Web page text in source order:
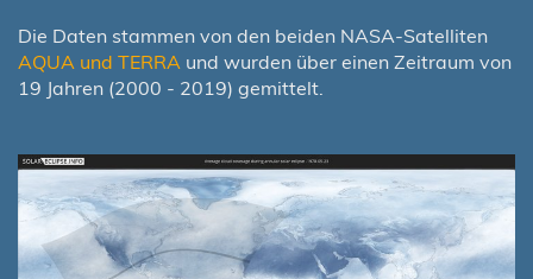
Die Daten stammen von den beiden NASA-Satelliten
AQUA und TERRA und wurden über einen Zeitraum von
19 Jahren (2000 - 2019) gemittelt.